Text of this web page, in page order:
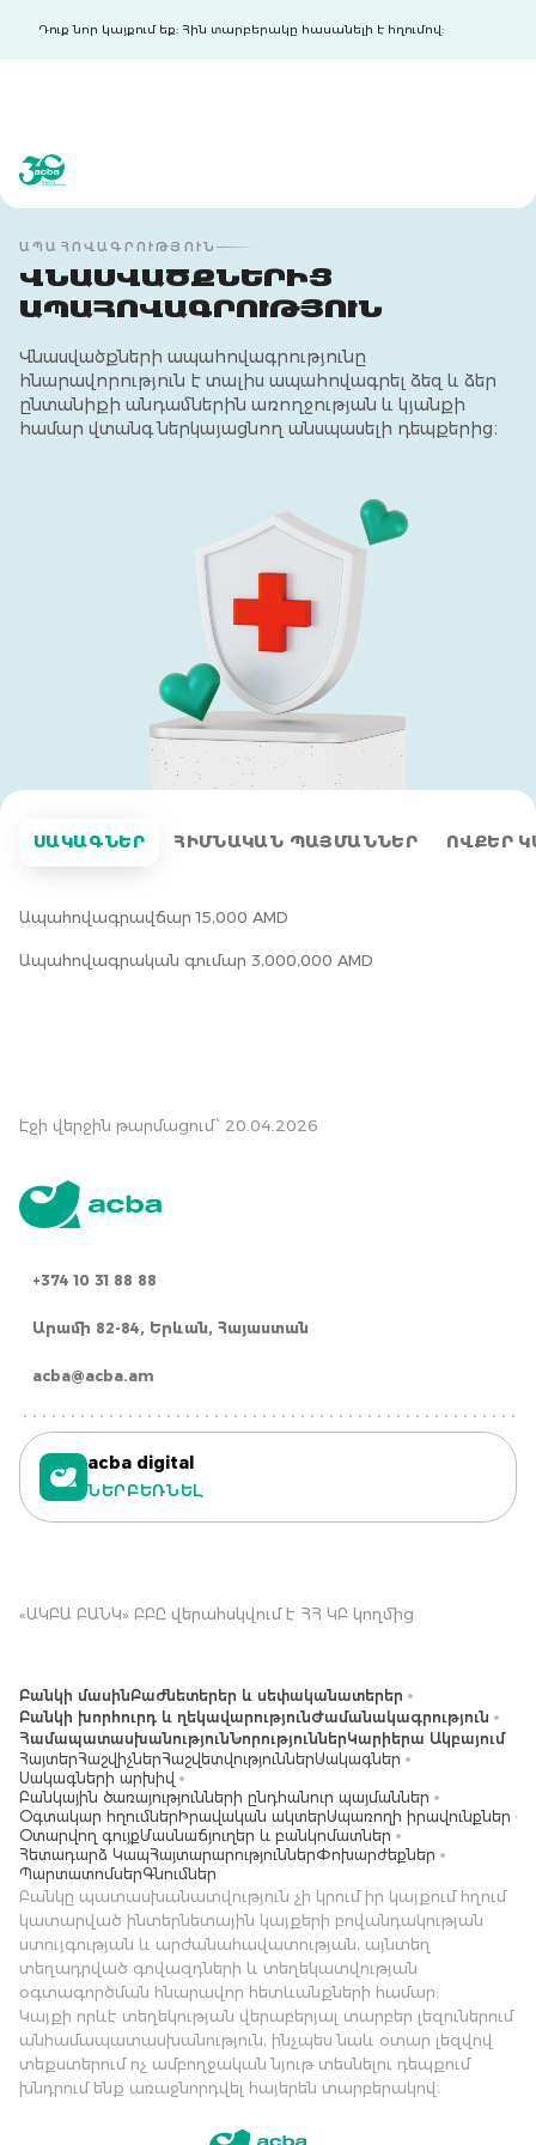
Դուք նոր կայքում եք: Հին տարբերակը հասանելի է հղումով:
ԱՊԱՀՈՎԱԳՐՈՒԹՅՈՒՆ
ՎՆԱՍՎԱԾՔՆԵՐԻՑ
ԱՊԱՀՈՎԱԳՐՈՒԹՅՈՒՆ
Վնասվածքների ապահովագրությունը
հնարավորություն է տալիս ապահովագրել ձեզ և ձեր
ընտանիքի անդամներին առողջության և կյանքի
համար վտանգ ներկայացնող անսպասելի դեպքերից։
ՍԱԿԱԳՆԵՐ ՀԻՄՆԱԿԱՆ ՊԱՅՄԱՆՆԵՐ ՈՎՔԵՐ
Ապահովագրավճար 15,000 AMD
Ապահովագրական գումար 3,000,000 AMD
Էջի վերջին թարմացում՝ 20.04.2026
+374 10 31 88 88
Արամի 82-84, Երևան, Հայաստան
acba@acba.am
acba digital
ՆԵՐԲԵՌՆԵԼ
«ԱԿԲԱ ԲԱՆԿ» ԲԲԸ վերահսկվում է ՀՀ ԿԲ կողմից
Բանկի մասինԲաժնետերեր և սեփականատերեր
Բանկի խորհուրդ և ղեկավարությունԺամանակագրություն
ՀամապատասխանությունՆորություններԿարիերա Ակբայում
ՀայտերՀաշվիչներՀաշվետվություններՍակագներ
Սակագների արխիվ
Բանկային ծառայությունների ընդհանուր պայմաններ
Օգտակար հղումներԻրավական ակտերՍպառողի իրավունքներ
Օտարվող գույքՄասնաճյուղեր և բանկոմատներ
Հետադարձ ԿապՀայտարարություններՓոխարժեքներ
ՊարտատոմսերԳնումներ
Բանկը պատասխանատվություն չի կրում իր կայքում հղում
կատարված ինտերնետային կայքերի բովանդակության
ստույգության և արժանահավատության, այնտեղ
տեղադրված գովազդների և տեղեկատվության
օգտագործման հնարավոր հետևանքների համար:
Կայքի որևէ տեղեկության վերաբերյալ տարբեր լեզուներում
անհամապատասխանություն, ինչպես նաև օտար լեզվով
տեքստերում ոչ ամբողջական նյութ տեսնելու դեպքում
խնդրում ենք առաջնորդվել հայերեն տարբերակով։